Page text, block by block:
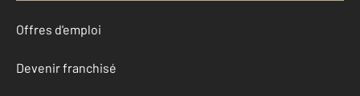
Offres d'emploi
Devenir franchisé